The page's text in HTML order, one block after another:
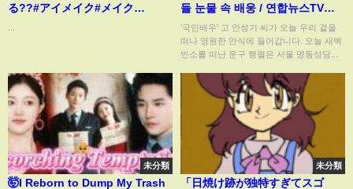
る??#アイメイク#メイク
들 눈물 속 배웅 / 연합뉴스TV
(YonhapnewsTV)
'국민배우' 고 안성기 씨가 오늘 우리 곁을
떠나 영원한 안식에 들어갑니다. 오늘 새벽
빈소를 떠난 운구 행렬은 서울 명동성당...
未分類
🤯I Reborn to Dump My Trash
未分類
「日焼け跡が独特すぎてスゴ